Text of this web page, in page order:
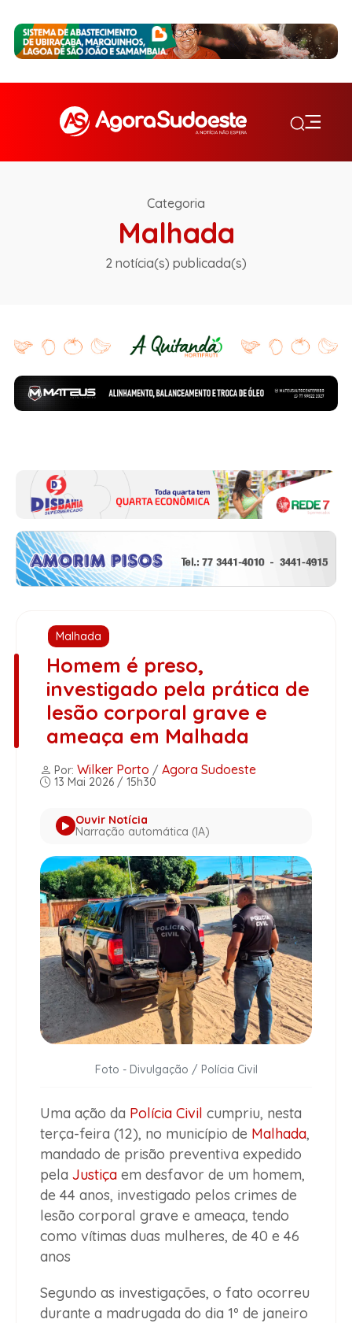
Categoria
Malhada
2 notícia(s) publicada(s)
Malhada
Homem é preso,
investigado pela prática de
lesão corporal grave e
ameaça em Malhada
Por: Wilker Porto / Agora Sudoeste
13 Mai 2026 / 15h30
Ouvir Notícia
Narração automática (IA)
Foto - Divulgação / Polícia Civil
Uma ação da Polícia Civil cumpriu, nesta
terça-feira (12), no município de Malhada,
mandado de prisão preventiva expedido
pela Justiça em desfavor de um homem,
de 44 anos, investigado pelos crimes de
lesão corporal grave e ameaça, tendo
como vítimas duas mulheres, de 40 e 46
anos
Segundo as investigações, o fato ocorreu
durante a madrugada do dia 1º de janeiro